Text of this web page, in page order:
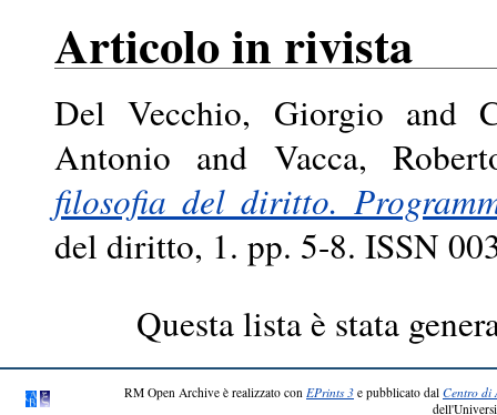
Articolo in rivista
Del Vecchio, Giorgio and
Antonio and Vacca,
filosofia del diritto.
del diritto, 1. pp. 5-8. ISSN
Questa lista è stata
RM Open Archive è realizzato con EPrints 3 e pubblicato dal Centro di